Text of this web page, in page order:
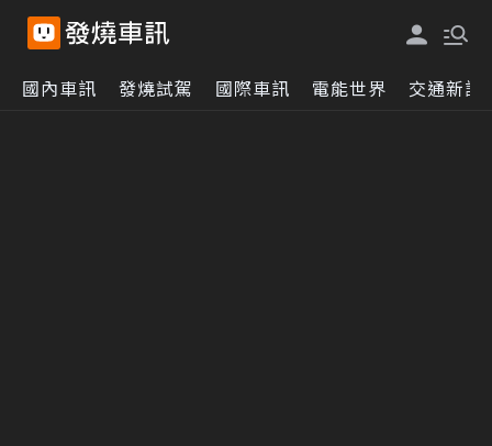
國內車訊 發燒試駕 國際車訊 電能世界 交通新訊